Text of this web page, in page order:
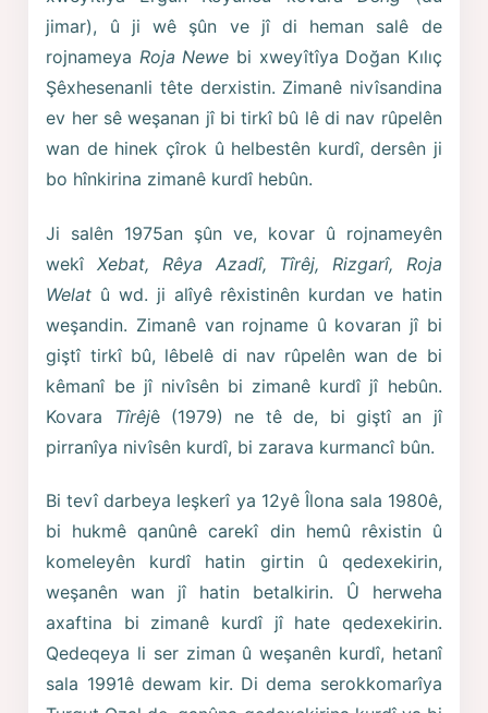
jimar), û ji wê şûn ve jî di heman salê de
rojnameya Roja Newe bi xweyîtîya Doğan Kılıç
Şêxhesenanli tête derxistin. Zimanê nivîsandina
ev her sê weşanan jî bi tirkî bû lê di nav rûpelên
wan de hinek çîrok û helbestên kurdî, dersên ji
bo hînkirina zimanê kurdî hebûn.
Ji salên 1975an şûn ve, kovar û rojnameyên
wekîXebat, Rêya Azadî, Tîrêj, Rizgarî, Roja
Welat û wd. ji alîyê rêxistinên kurdan ve hatin
weşandin. Zimanê van rojname û kovaran jî bi
giştî tirkî bû, lêbelê di nav rûpelên wan de bi
kêmanî be jî nivîsên bi zimanê kurdî jî hebûn.
Kovara Tîrêjê (1979) ne tê de, bi giştî an jî
pirranîya nivîsên kurdî, bi zarava kurmancî bûn.
Bi tevî darbeya leşkerî ya 12yê Îlona sala 1980ê,
bi hukmê qanûnê carekî din hemû rêxistin û
komeleyên kurdî hatin girtin û qedexekirin,
weşanên wan jî hatin betalkirin. Û herweha
axaftina bi zimanê kurdî jî hate qedexekirin.
Qedeqeya li ser ziman û weşanên kurdî, hetanî
sala 1991ê dewam kir. Di dema serokkomarîya